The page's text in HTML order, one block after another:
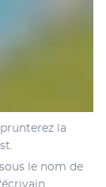
la
le nom de